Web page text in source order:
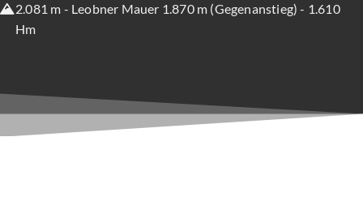
2.081 m - Leobner Mauer 1.870 m (Gegenanstieg) - 1.610
Hm